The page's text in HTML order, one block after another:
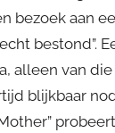
bezoek aan
bestond”.
alleen van
blijkbaar